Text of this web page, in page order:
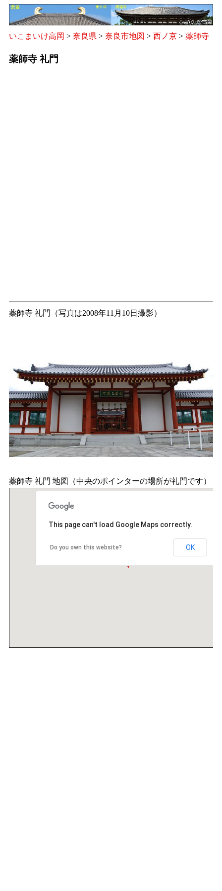
いこまいけ高岡 > 奈良県 > 奈良市地図 > 西ノ京 > 薬師寺
薬師寺 礼門
薬師寺 礼門（写真は2008年11月10日撮影）
薬師寺 礼門 地図（中央のポインターの場所が礼門です）
This page can't load Google Maps correctly.
Do you own this website? OK